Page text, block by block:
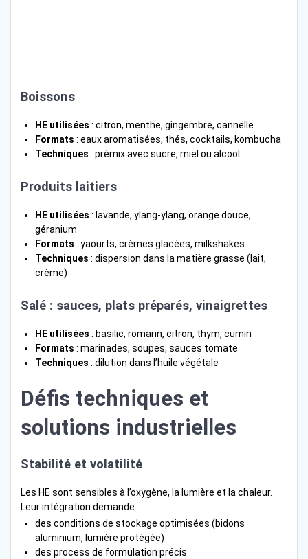
Boissons
HE utilisées : citron, menthe, gingembre, cannelle
Formats : eaux aromatisées, thés, cocktails, kombucha
Techniques : prémix avec sucre, miel ou alcool
Produits laitiers
HE utilisées : lavande, ylang-ylang, orange douce,
géranium
Formats : yaourts, crèmes glacées, milkshakes
Techniques : dispersion dans la matière grasse (lait,
crème)
Salé : sauces, plats préparés, vinaigrettes
HE utilisées : basilic, romarin, citron, thym, cumin
Formats : marinades, soupes, sauces tomate
Techniques : dilution dans l’huile végétale
Défis techniques et
solutions industrielles
Stabilité et volatilité
Les HE sont sensibles à l’oxygène, la lumière et la chaleur.
Leur intégration demande :
des conditions de stockage optimisées (bidons
aluminium, lumière protégée)
des process de formulation précis